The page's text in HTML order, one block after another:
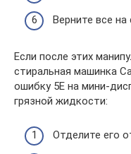
Верните все на
Если после этих
стиральная машинка
ошибку 5Е на мини-
грязной жидкости:
Отделите его